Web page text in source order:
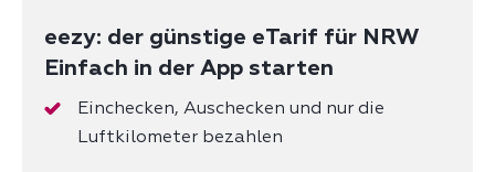
eezy: der günstige eTarif für NRW
Einfach in der App starten
Einchecken, Auschecken und nur die
Luftkilometer bezahlen